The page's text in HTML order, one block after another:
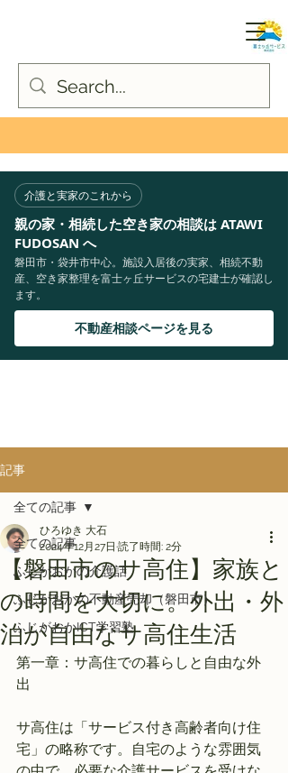
介護と実家のこれから
親の家・相続した空き家の相談は ATAWI
FUDOSAN へ
磐田市・袋井市中心。施設入居後の実家、相続不動
産、空き家整理を富士ヶ丘サービスの宅建士が確認し
ます。
不動産相談ページを見る
記事
全ての記事
ふじがおかの介護話
ふじがおかの不動産売却（磐田市）
ふじがおかICT学習塾
全ての記事
【磐田市のサ高住】家族と
の時間を大切に。外出・外
泊が自由なサ高住生活
ひろゆき 大石
2024年12月27日 読了時間: 2分
第一章：サ高住での暮らしと自由な外
出
サ高住は「サービス付き高齢者向け住
宅」の略称です。自宅のような雰囲気